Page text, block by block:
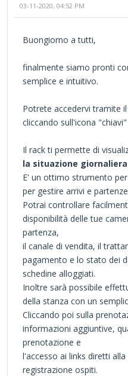
03-11-2020, 04:52 PM
Buongiorno a tutti,
finalmente siamo pronti
semplice e intuitivo.
Potrete accedervi tramite
cliccando sull'icona
Il rack ti permette di
la situazione
E' un ottimo strumento
per gestire arrivi e
Potrai controllare
disponibilità delle tue
partenza,
il canale di vendita, il
pagamento e lo stato dei
schedine alloggiati.
Inoltre sarà possibile
della stanza con un
Cliccando poi sulla
informazioni aggiuntive,
prenotazione e
l'accesso ai links diretti
registrazione ospiti.